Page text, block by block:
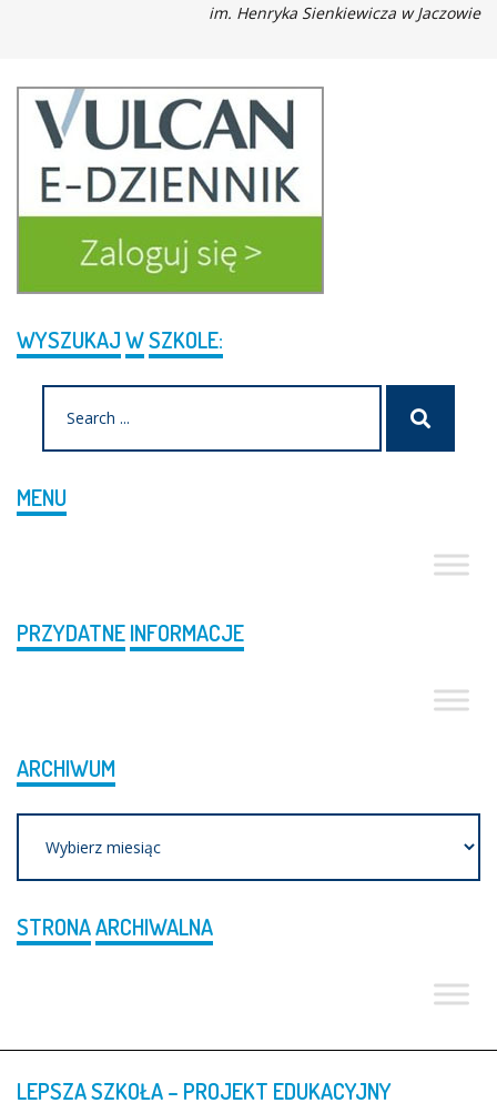
im. Henryka Sienkiewicza w Jaczowie
WYSZUKAJWSZKOLE:
Szukaj
MENU
PRZYDATNEINFORMACJE
ARCHIWUM
STRONAARCHIWALNA
LEPSZASZKOŁA– PROJEKT EDUKACYJNY